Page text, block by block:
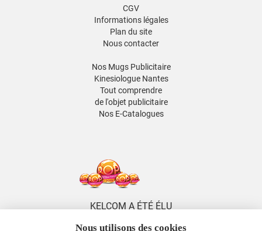
CGV
Informations légales
Plan du site
Nous contacter
Nos Mugs Publicitaire
Kinesiologue Nantes
Tout comprendre
de l'objet publicitaire
Nos E-Catalogues
KELCOM A ÉTÉ ÉLU
DE L'ANNÉE
Nous utilisons des cookies